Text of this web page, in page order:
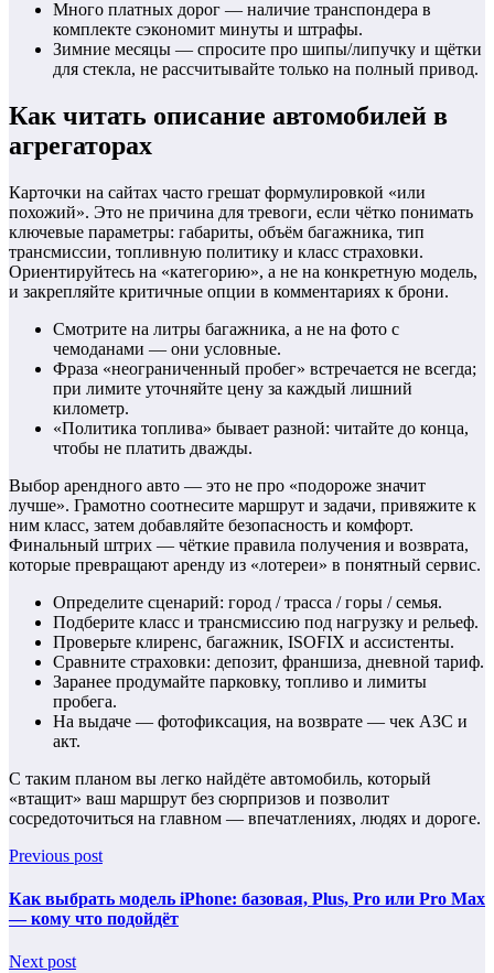
Много платных дорог — наличие транспондера в
комплекте сэкономит минуты и штрафы.
Зимние месяцы — спросите про шипы/липучку и щётки
для стекла, не рассчитывайте только на полный привод.
Как читать описание автомобилей в
агрегаторах
Карточки на сайтах часто грешат формулировкой «или
похожий». Это не причина для тревоги, если чётко понимать
ключевые параметры: габариты, объём багажника, тип
трансмиссии, топливную политику и класс страховки.
Ориентируйтесь на «категорию», а не на конкретную модель,
и закрепляйте критичные опции в комментариях к брони.
Смотрите на литры багажника, а не на фото с
чемоданами — они условные.
Фраза «неограниченный пробег» встречается не всегда;
при лимите уточняйте цену за каждый лишний
километр.
«Политика топлива» бывает разной: читайте до конца,
чтобы не платить дважды.
Выбор арендного авто — это не про «подороже значит
лучше». Грамотно соотнесите маршрут и задачи, привяжите к
ним класс, затем добавляйте безопасность и комфорт.
Финальный штрих — чёткие правила получения и возврата,
которые превращают аренду из «лотереи» в понятный сервис.
Определите сценарий: город / трасса / горы / семья.
Подберите класс и трансмиссию под нагрузку и рельеф.
Проверьте клиренс, багажник, ISOFIX и ассистенты.
Сравните страховки: депозит, франшиза, дневной тариф.
Заранее продумайте парковку, топливо и лимиты
пробега.
На выдаче — фотофиксация, на возврате — чек АЗС и
акт.
С таким планом вы легко найдёте автомобиль, который
«втащит» ваш маршрут без сюрпризов и позволит
сосредоточиться на главном — впечатлениях, людях и дороге.
Previous post
Как выбрать модель iPhone: базовая, Plus, Pro или Pro Max
— кому что подойдёт
Next post